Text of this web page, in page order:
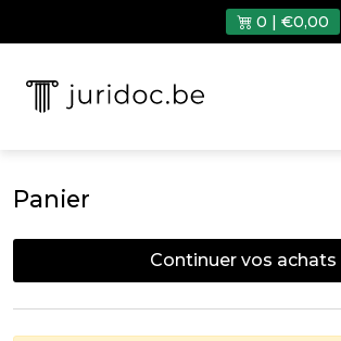
0 | €0,00
Panier
Continuer vos achats